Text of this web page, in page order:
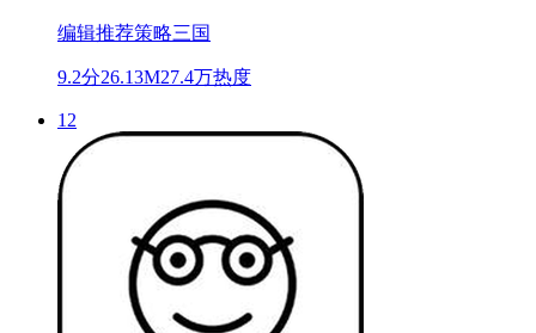
编辑推荐策略三国
9.2分26.13M27.4万热度
12